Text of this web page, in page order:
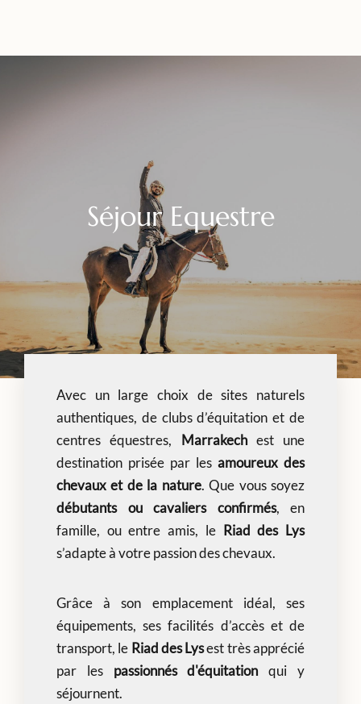
Séjour Equestre
Avec un large choix de sites naturels
authentiques, de clubs d’équitation et de
centres équestres, Marrakechest une
destination prisée par les amoureux des
chevaux et de la nature. Que vous soyez
débutants ou cavaliers confirmés, en
famille, ou entre amis, le Riad des Lys
s’adapte à votre passion des chevaux.
Grâce à son emplacement idéal, ses
équipements, ses facilités d’accès et de
transport, le Riad des Lysest très apprécié
par les passionnés d'équitation qui y
séjournent.